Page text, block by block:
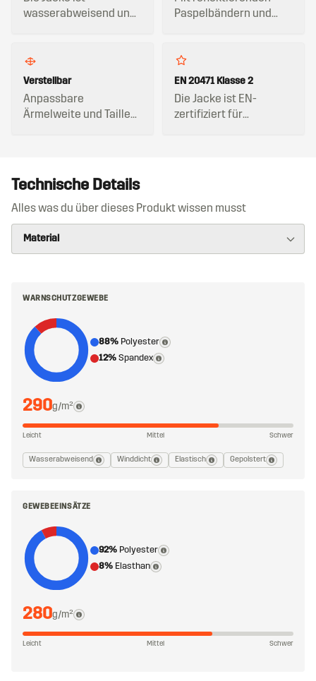
wasserabweisend und
Paspelbändern und
Verstellbar
Anpassbare
Ärmelweite und Taille
EN 20471 Klasse 2
Die Jacke ist EN-
zertifiziert für
Technische Details
Alles was du über dieses Produkt wissen musst
WARNSCHUTZGEWEBE
88% Polyester
12% Spandex
290g/m²
Leicht Mittel Schwer
Wasserabweisend Winddicht Elastisch Gepolstert
GEWEBEEINSÄTZE
92% Polyester
8% Elasthan
280g/m²
Leicht Mittel Schwer